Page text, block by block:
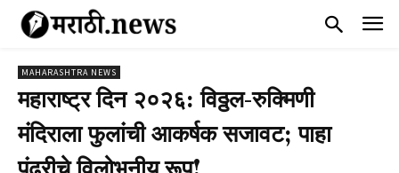
MAHARASHTRA NEWS
महाराष्ट्र दिन २०२६: विठ्ठल-रुक्मिणी
मंदिराला फुलांची आकर्षक सजावट; पाहा